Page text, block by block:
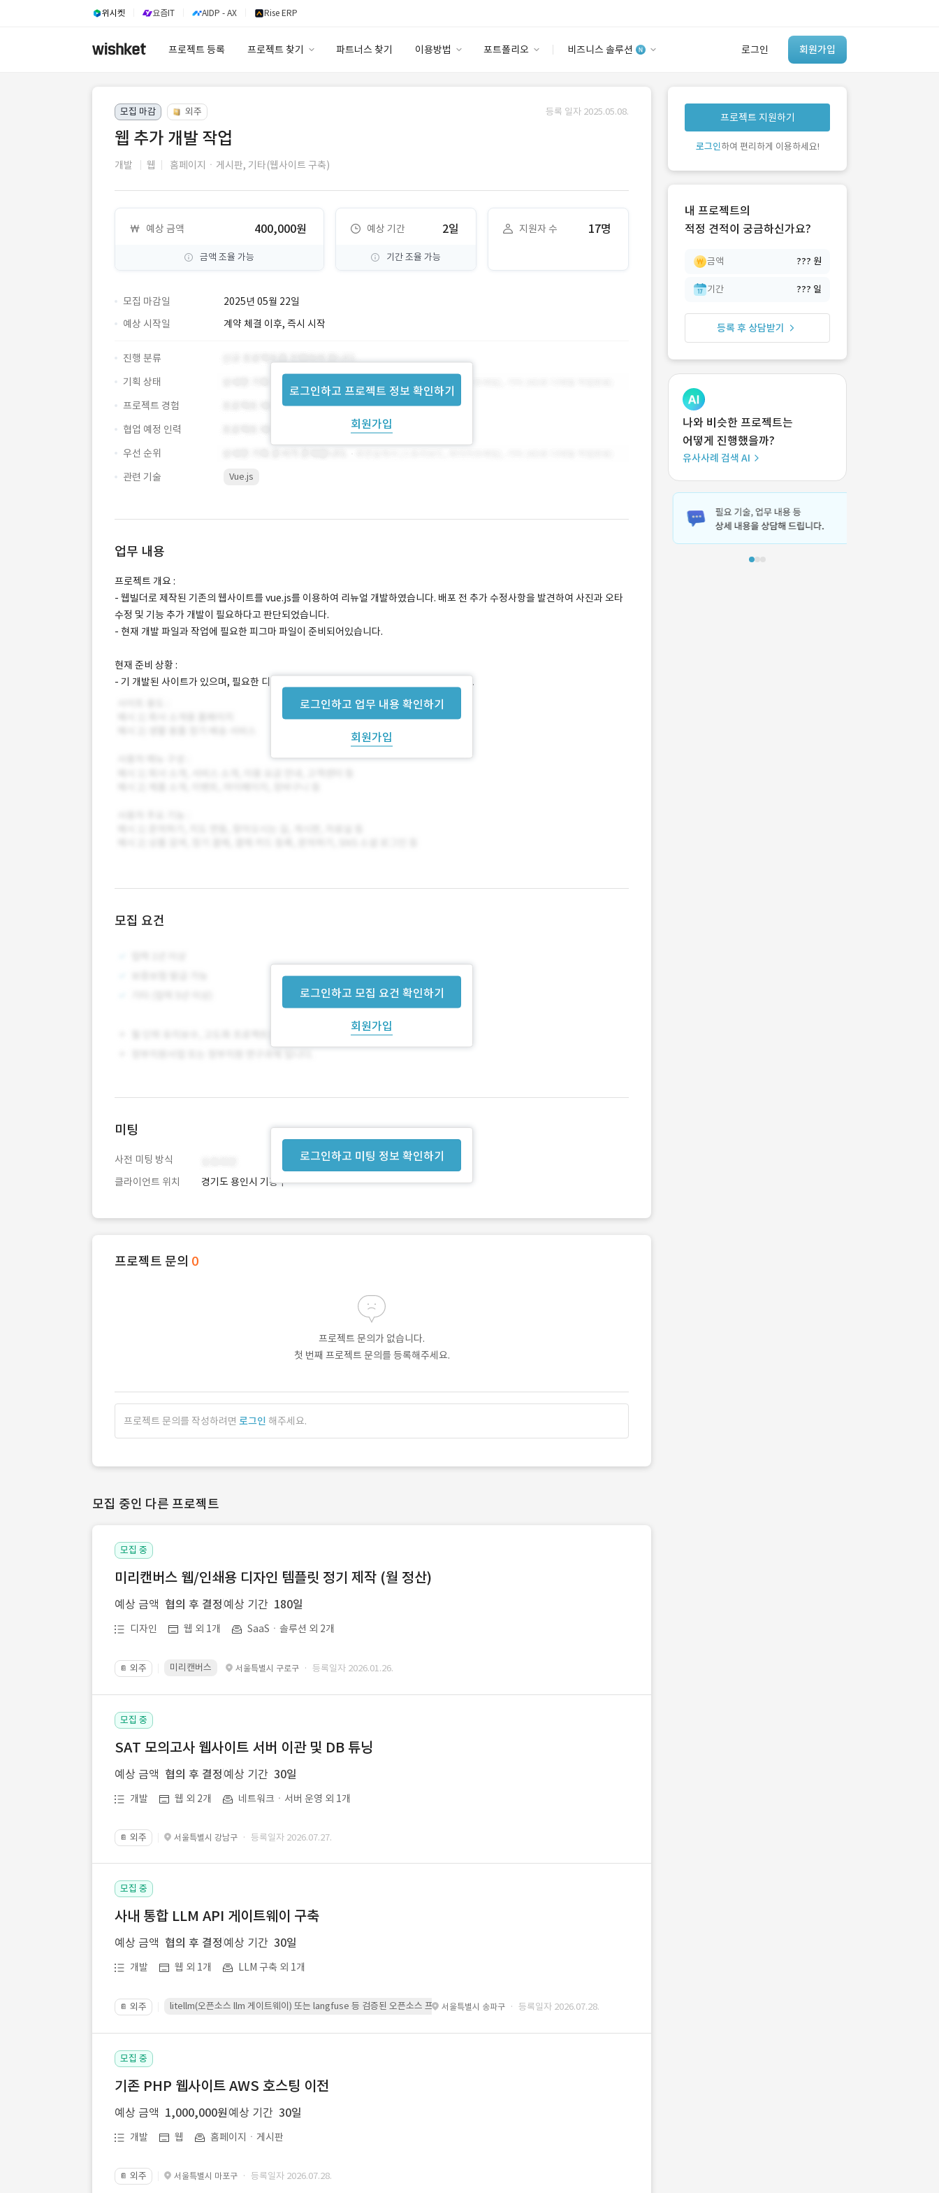
위시켓 요즘IT AIDP - AX Rise ERP
프로젝트 등록 프로젝트 찾기 파트너스 찾기 이용방법 포트폴리오 비즈니스 솔루션 로그인 회원가입
안심 코드 케어
유사사례 검색 AI
‘이런 거’ 만들어본
개발 회사 있어?
모집 마감 외주 등록 일자 2025.05.08.
웹 추가 개발 작업
개발 웹 홈페이지ㆍ게시판, 기타(웹사이트 구축)
예상 금액 400,000원
금액 조율 가능
예상 기간 2일
기간 조율 가능
지원자 수 17명
모집 마감일 2025년 05월 22일
로그인하고 프로젝트 정보 확인하기
회원가입
예상 시작일 계약 체결 이후, 즉시 시작
진행 분류
기획 상태
프로젝트 경험
협업 예정 인력
우선 순위
관련 기술
Vue.js
업무 내용
로그인하고 업무 내용 확인하기
회원가입
프로젝트 개요 :
- 웹빌더로 제작된 기존의 웹사이트를 vue.js를 이용하여 리뉴얼 개발하였습니다. 배포 전 추가 수정사항을 발견하여 사진과 오타
수정 및 기능 추가 개발이 필요하다고 판단되었습니다.
- 현재 개발 파일과 작업에 필요한 피그마 파일이 준비되어있습니다.
현재 준비 상황 :
- 기 개발된 사이트가 있으며, 필요한 디자인은 Figma로 작업하여 제공해드릴 예정입니다.
모집 요건
로그인하고 모집 요건 확인하기
회원가입
로그인하고 미팅 정보 확인하기
미팅
사전 미팅 방식
클라이언트 위치
경기도 용인시 기흥구
프로젝트 문의 0
프로젝트 문의가 없습니다.
첫 번째 프로젝트 문의를 등록해주세요.
프로젝트 문의를 작성하려면 로그인 해주세요.
모집 중인 다른 프로젝트
모집 중
미리캔버스 웹/인쇄용 디자인 템플릿 정기 제작 (월 정산)
예상 금액 협의 후 결정 예상 기간 180일
디자인 웹 외 1개 SaaSㆍ솔루션 외 2개
📔 외주 미리캔버스 서울특별시 구로구 · 등록일자 2026.01.26.
모집 중
SAT 모의고사 웹사이트 서버 이관 및 DB 튜닝
예상 금액 협의 후 결정 예상 기간 30일
개발 웹 외 2개 네트워크ㆍ서버 운영 외 1개
📔 외주 서울특별시 강남구 · 등록일자 2026.07.27.
모집 중
사내 통합 LLM API 게이트웨이 구축
예상 금액 협의 후 결정 예상 기간 30일
개발 웹 외 1개 LLM 구축 외 1개
📔 외주 litellm(오픈소스 llm 게이트웨이) 또는 langfuse 등 검증된 오픈소스 프레임워크를 기반으로 시스템을 구축
서울특별시 송파구 · 등록일자 2026.07.28.
모집 중
기존 PHP 웹사이트 AWS 호스팅 이전
예상 금액 1,000,000원 예상 기간 30일
개발 웹 홈페이지ㆍ게시판
📔 외주 서울특별시 마포구 · 등록일자 2026.07.28.
프로젝트 지원하기
로그인하여 편리하게 이용하세요!
내 프로젝트의
적정 견적이 궁금하신가요?
금액 ??? 원
기간 ??? 일
등록 후 상담받기
나와 비슷한 프로젝트는
어떻게 진행했을까?
유사사례 검색 AI